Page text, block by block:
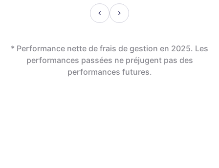
* Performance nette de frais de gestion en 2025. Les
performances passées ne préjugent pas des
performances futures.